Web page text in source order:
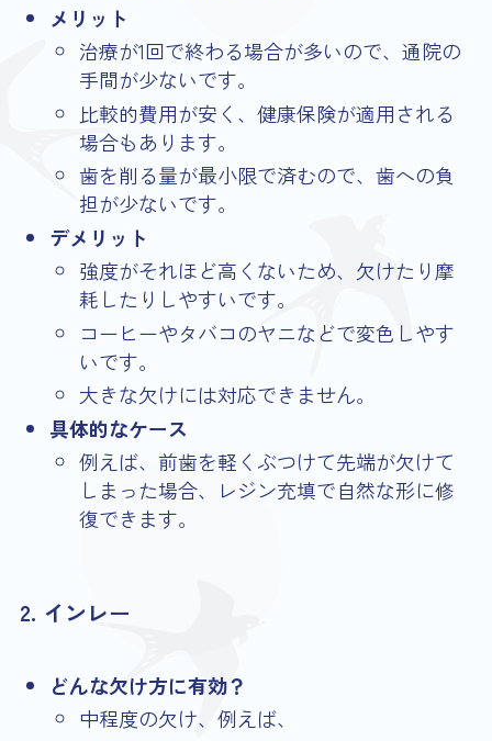
メリット
治療が1回で終わる場合が多いので、通院の
手間が少ないです。
比較的費用が安く、健康保険が適用される
場合もあります。
歯を削る量が最小限で済むので、歯への負
担が少ないです。
デメリット
強度がそれほど高くないため、欠けたり摩
耗したりしやすいです。
コーヒーやタバコのヤニなどで変色しやす
いです。
大きな欠けには対応できません。
具体的なケース
例えば、前歯を軽くぶつけて先端が欠けて
しまった場合、レジン充填で自然な形に修
復できます。
2. インレー
どんな欠け方に有効？
中程度の欠け、例えば、